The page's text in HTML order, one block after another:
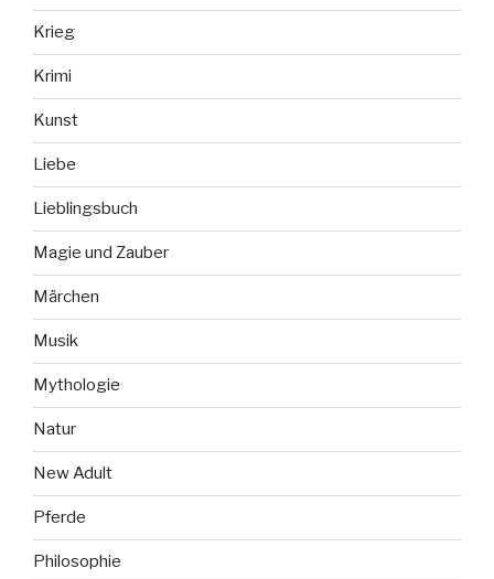
Krieg
Krimi
Kunst
Liebe
Lieblingsbuch
Magie und Zauber
Märchen
Musik
Mythologie
Natur
New Adult
Pferde
Philosophie